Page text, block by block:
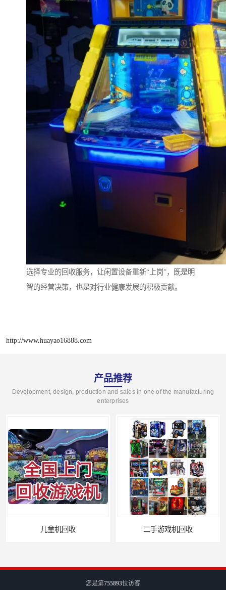
选择专业的回收服务，让闲置设备重新“上岗”，既是明
智的经营决策，也是对行业健康发展的积极贡献。
http://www.huayao16888.com
产品推荐
Development, design, production and sales in one of the manufacturing
enterprises
二手游戏机回收
您是第755893位访客